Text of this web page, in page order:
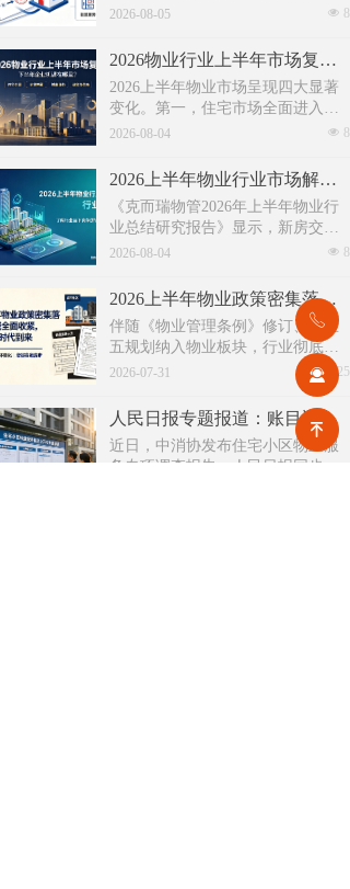
理条例〉的决定(草案)》，住房公积
情形由原有6种拓展至9种，新增装
修自住住房、支付自住住房物业费
两大民生场景，同时设置兜底条款
支持其他合规住房消费。这项顶层
政策调整，不仅惠及亿万缴存职
服务行业。
넶 8
2026-08-05
2026物业行业上半年市场复盘，下半年企业机遇在哪里？
2026上半年物业市场呈现四大显著
变化。第一，住宅市场全面进入存
量化周期，老旧小区连片托管成为
成本高、单独经营难以盈利，连片
整合、片区化托管成为主流模式，
政企协同搭建长效运营机制，依托
社区增值服务反哺基础物业服务，
形成可持续经营闭环。
넶 8
2026-08-04
2026上半年物业行业市场解读，了解行业当下竞争逻辑与长期增长机遇
《克而瑞物管2026年上半年物业行
业总结研究报告》显示，新房交付
规模持续收缩，存量老旧、微型小
为标杆，全国超16座城市落地团购
物业、连片治理、政企协同新模
式，破解小区体量小、收费低、运
营亏损、无人接管难题。
넶 8
2026-08-04
2026上半年物业政策密集落地，15大领域全面收紧，合规精细化时代到来
伴随《物业管理条例》修订、十五
五规划纳入物业板块，行业彻底告
别野蛮扩张模式，合规精细化、多
元增值、城市共治成为未来核心发
展主线。
넶 125
2026-07-31
人民日报专题报道：账目透明成物业行业转型核心突破口
近日，中消协发布住宅小区物业服
务专项调查报告，人民日报同步刊
녠
끤
ꂅ